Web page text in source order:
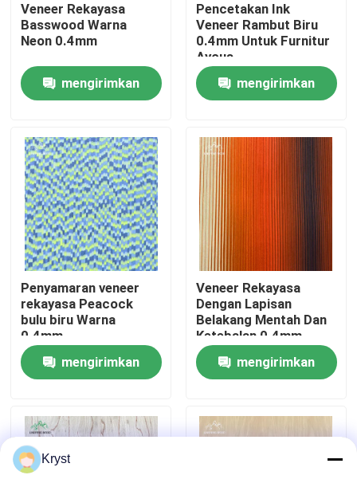
Rumah
Produk
Tentang Kami
Tur Pabrik
Kontrol Kualitas
Hubungi Kami
Berita
Kasus-kasus
Minta Kutipan
Veneer Rekayasa
Basswood Warna
Neon 0.4mm
mengirimkan
Pencetakan Ink
Veneer Rambut Biru
0.4mm Untuk Furnitur
Ayous
mengirimkan
Penyamaran veneer
rekayasa Peacock
bulu biru Warna
0.4mm
mengirimkan
Veneer Rekayasa
Dengan Lapisan
Belakang Mentah Dan
Ketebalan 0.4mm
Dalam Warna Neon
Sunsetmengirimkan
Kryst